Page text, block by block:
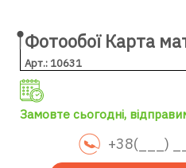
Фотообої Карта
Арт.: 10631
Замовте сьогодні,